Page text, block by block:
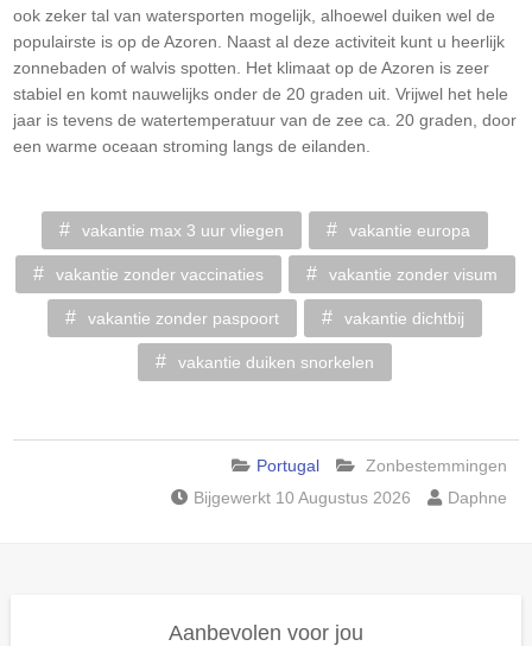
ook zeker tal van watersporten mogelijk, alhoewel duiken wel de
populairste is op de Azoren. Naast al deze activiteit kunt u heerlijk
zonnebaden of walvis spotten. Het klimaat op de Azoren is zeer
stabiel en komt nauwelijks onder de 20 graden uit. Vrijwel het hele
jaar is tevens de watertemperatuur van de zee ca. 20 graden, door
een warme oceaan stroming langs de eilanden.
vakantie max 3 uur vliegen vakantie europa
vakantie zonder vaccinaties vakantie zonder visum
vakantie zonder paspoort vakantie dichtbij
vakantie duiken snorkelen
Portugal
Zonbestemmingen
Bijgewerkt 10 Augustus 2026
Daphne
Aanbevolen voor jou